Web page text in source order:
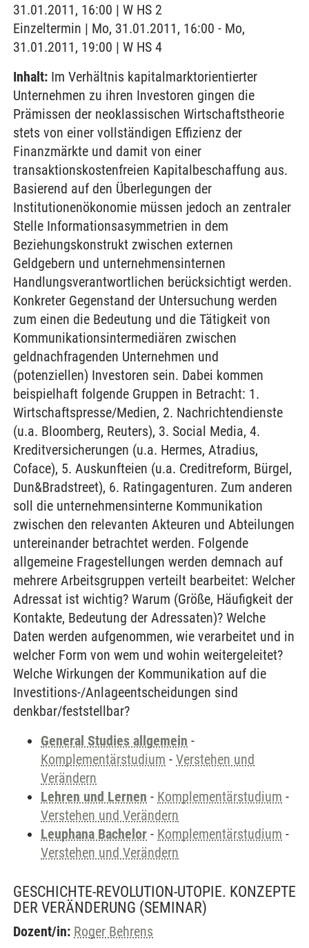
31.01.2011, 16:00 | W HS 2
Einzeltermin | Mo, 31.01.2011, 16:00 - Mo,
31.01.2011, 19:00 | W HS 4
Inhalt: Im Verhältnis kapitalmarktorientierter
Unternehmen zu ihren Investoren gingen die
Prämissen der neoklassischen Wirtschaftstheorie
stets von einer vollständigen Effizienz der
Finanzmärkte und damit von einer
transaktionskostenfreien Kapitalbeschaffung aus.
Basierend auf den Überlegungen der
Institutionenökonomie müssen jedoch an zentraler
Stelle Informationsasymmetrien in dem
Beziehungskonstrukt zwischen externen
Geldgebern und unternehmensinternen
Handlungsverantwortlichen berücksichtigt werden.
Konkreter Gegenstand der Untersuchung werden
zum einen die Bedeutung und die Tätigkeit von
Kommunikationsintermediären zwischen
geldnachfragenden Unternehmen und
(potenziellen) Investoren sein. Dabei kommen
beispielhaft folgende Gruppen in Betracht: 1.
Wirtschaftspresse/Medien, 2. Nachrichtendienste
(u.a. Bloomberg, Reuters), 3. Social Media, 4.
Kreditversicherungen (u.a. Hermes, Atradius,
Coface), 5. Auskunfteien (u.a. Creditreform, Bürgel,
Dun&Bradstreet), 6. Ratingagenturen. Zum anderen
soll die unternehmensinterne Kommunikation
zwischen den relevanten Akteuren und Abteilungen
untereinander betrachtet werden. Folgende
allgemeine Fragestellungen werden demnach auf
mehrere Arbeitsgruppen verteilt bearbeitet: Welcher
Adressat ist wichtig? Warum (Größe, Häufigkeit der
Kontakte, Bedeutung der Adressaten)? Welche
Daten werden aufgenommen, wie verarbeitet und in
welcher Form von wem und wohin weitergeleitet?
Welche Wirkungen der Kommunikation auf die
Investitions-/Anlageentscheidungen sind
denkbar/feststellbar?
General Studies allgemein -
Komplementärstudium - Verstehen und
Verändern
Lehren und Lernen - Komplementärstudium -
Verstehen und Verändern
Leuphana Bachelor - Komplementärstudium -
Verstehen und Verändern
GESCHICHTE-REVOLUTION-UTOPIE. KONZEPTE
DER VERÄNDERUNG (SEMINAR)
Dozent/in: Roger Behrens